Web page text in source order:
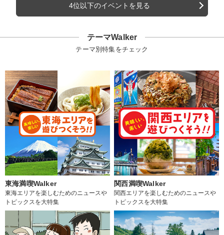
4位以下のイベントを見る
テーマWalker
テーマ別特集をチェック
東海満喫Walker
東海エリアを楽しむためのニュースや
トピックスを大特集
関西満喫Walker
関西エリアを楽しむためのニュースや
トピックスを大特集